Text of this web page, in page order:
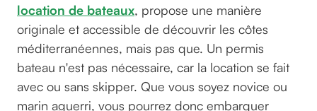
location de bateaux, propose une manière
originale et accessible de découvrir les côtes
méditerranéennes, mais pas que. Un permis
bateau n'est pas nécessaire, car la location se fait
avec ou sans skipper. Que vous soyez novice ou
marin aguerri, vous pourrez donc embarquer